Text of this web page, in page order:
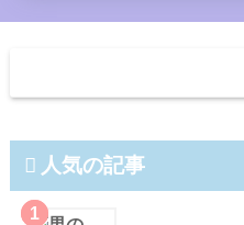
人気の記事
1